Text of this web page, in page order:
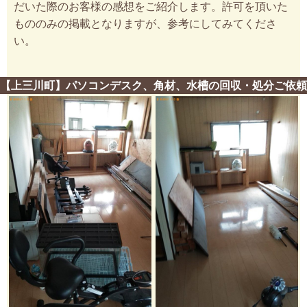
だいた際のお客様の感想をご紹介します。許可を頂いた
もののみの掲載となりますが、参考にしてみてくださ
い。
【上三川町】パソコンデスク、角材、水槽の回収・処分ご依頼